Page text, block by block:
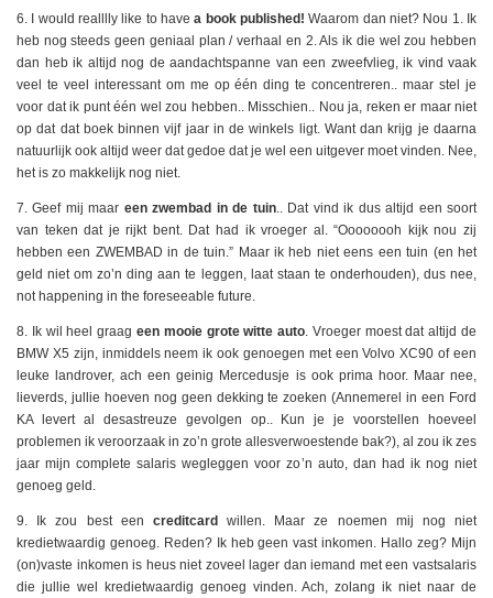
6. I would realllly like to havea book published! Waarom dan niet? Nou 1. Ik
heb nog steeds geen geniaal plan / verhaal en 2. Als ik die wel zou hebben
dan heb ik altijd nog de aandachtspanne van een zweefvlieg, ik vind vaak
veel te veel interessant om me op één ding te concentreren.. maar stel je
voor dat ik punt één wel zou hebben.. Misschien.. Nou ja, reken er maar niet
op dat dat boek binnen vijf jaar in de winkels ligt. Want dan krijg je daarna
natuurlijk ook altijd weer dat gedoe dat je wel een uitgever moet vinden. Nee,
het is zo makkelijk nog niet.
7. Geef mij maar een zwembad in de tuin.. Dat vind ik dus altijd een soort
van teken dat je rijkt bent. Dat had ik vroeger al. “Oooooooh kijk nou zij
hebben een ZWEMBAD in de tuin.” Maar ik heb niet eens een tuin (en het
geld niet om zo’n ding aan te leggen, laat staan te onderhouden), dus nee,
not happening in the foreseeable future.
8. Ik wil heel graag een mooie grote witte auto. Vroeger moest dat altijd de
BMW X5 zijn, inmiddels neem ik ook genoegen met een Volvo XC90 of een
leuke landrover, ach een geinig Mercedusje is ook prima hoor. Maar nee,
lieverds, jullie hoeven nog geen dekking te zoeken (Annemerel in een Ford
KA levert al desastreuze gevolgen op.. Kun je je voorstellen hoeveel
problemen ik veroorzaak in zo’n grote allesverwoestende bak?), al zou ik zes
jaar mijn complete salaris wegleggen voor zo’n auto, dan had ik nog niet
genoeg geld.
9. Ik zou best een creditcard
willen. Maar ze noemen mij nog niet
kredietwaardig genoeg. Reden? Ik heb geen vast inkomen. Hallo zeg? Mijn
(on)vaste inkomen is heus niet zoveel lager dan iemand met een vastsalaris
die jullie wel kredietwaardig genoeg vinden. Ach, zolang ik niet naar de